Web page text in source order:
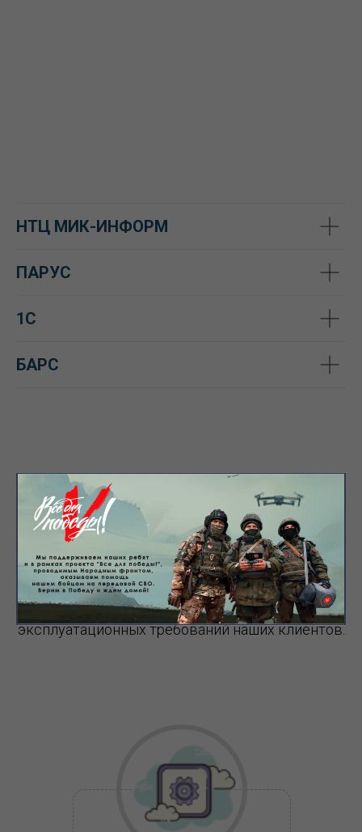
НТЦ МИК-ИНФОРМ
ПАРУС
1С
БАРС
УСЛУГИ
Разрабатываем решения, руководствуясь
многолетним опытом компании в сфере IT, с
учетом конкретных технологических и
эксплуатационных требований наших клиентов.